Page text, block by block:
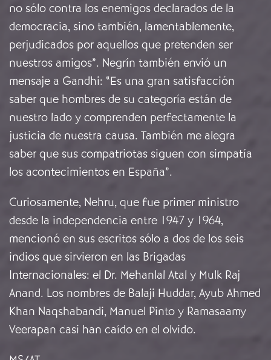
no sólo contra los enemigos declarados de la
democracia, sino también, lamentablemente,
perjudicados por aquellos que pretenden ser
nuestros amigos”. Negrín también envió un
mensaje a Gandhi: “Es una gran satisfacción
saber que hombres de su categoría están de
nuestro lado y comprenden perfectamente la
justicia de nuestra causa. También me alegra
saber que sus compatriotas siguen con simpatía
los acontecimientos en España”.
Curiosamente, Nehru, que fue primer ministro
desde la independencia entre 1947 y 1964,
mencionó en sus escritos sólo a dos de los seis
indios que sirvieron en las Brigadas
Internacionales: el Dr. Mehanlal Atal y Mulk Raj
Anand. Los nombres de Balaji Huddar, Ayub Ahmed
Khan Naqshabandi, Manuel Pinto y Ramasaamy
Veerapan casi han caído en el olvido.